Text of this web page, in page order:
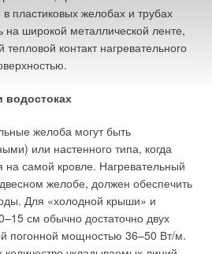
в пластиковых желобах и трубах
широкой металлической ленте,
контакт нагревательного
водостоках
желоба могут быть
или настенного типа, когда
на самой кровле. Нагревательный
желобе, должен обеспечить
Для «холодной крыши» и
см обычно достаточно двух
погонной мощностью 36–50 Вт/м.